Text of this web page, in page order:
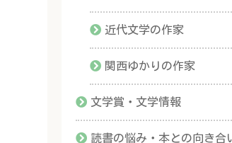
近代文学の作家
関西ゆかりの作家
文学賞・文学情報
読書の悩み・本との向き合